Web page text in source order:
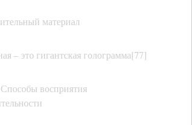
материал
– это гигантская голограмма[77]
восприятия